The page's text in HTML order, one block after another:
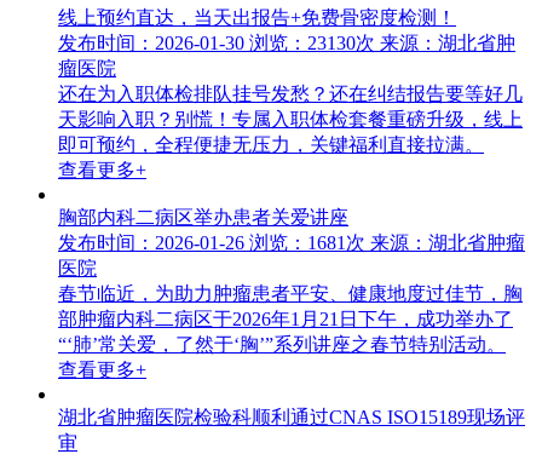
线上预约直达，当天出报告+免费骨密度检测！
发布时间：2026-01-30 浏览：23130次 来源：湖北省肿
瘤医院
还在为入职体检排队挂号发愁？还在纠结报告要等好几
天影响入职？别慌！专属入职体检套餐重磅升级，线上
即可预约，全程便捷无压力，关键福利直接拉满。
查看更多+
胸部内科二病区举办患者关爱讲座
发布时间：2026-01-26 浏览：1681次 来源：湖北省肿瘤
医院
春节临近，为助力肿瘤患者平安、健康地度过佳节，胸
部肿瘤内科二病区于2026年1月21日下午，成功举办了
“‘肺’常关爱，了然于‘胸’”系列讲座之春节特别活动。
查看更多+
湖北省肿瘤医院检验科顺利通过CNAS ISO15189现场评
审